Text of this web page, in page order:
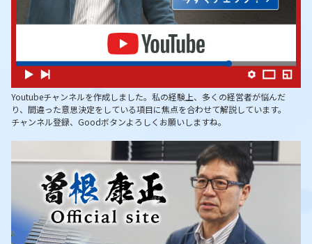
Youtubeチャンネルを作成しました。私の経験上、多くの経営者が悩んだ
り、間違った意思決定をしている項目に焦点を合わせて解説しています。
チャンネル登録、Goodボタンよろしくお願いしますね。